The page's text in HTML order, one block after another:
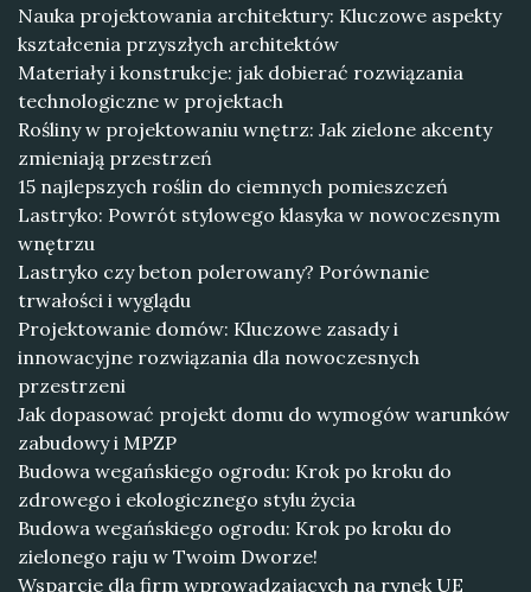
Nauka projektowania architektury: Kluczowe aspekty
kształcenia przyszłych architektów
Materiały i konstrukcje: jak dobierać rozwiązania
technologiczne w projektach
Rośliny w projektowaniu wnętrz: Jak zielone akcenty
zmieniają przestrzeń
15 najlepszych roślin do ciemnych pomieszczeń
Lastryko: Powrót stylowego klasyka w nowoczesnym
wnętrzu
Lastryko czy beton polerowany? Porównanie
trwałości i wyglądu
Projektowanie domów: Kluczowe zasady i
innowacyjne rozwiązania dla nowoczesnych
przestrzeni
Jak dopasować projekt domu do wymogów warunków
zabudowy i MPZP
Budowa wegańskiego ogrodu: Krok po kroku do
zdrowego i ekologicznego stylu życia
Budowa wegańskiego ogrodu: Krok po kroku do
zielonego raju w Twoim Dworze!
Wsparcie dla firm wprowadzających na rynek UE